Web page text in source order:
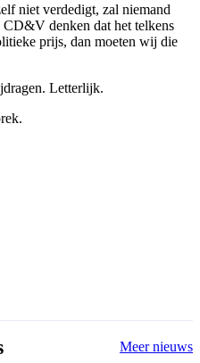
niet verdedigt, zal niemand
CD&V denken dat het telkens
prijs, dan moeten wij die
Letterlijk.
Meer nieuws